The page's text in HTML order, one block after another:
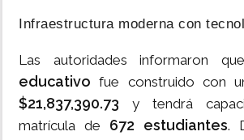
Infraestructura moderna con
Las autoridades informaron
educativo fue construido con
$21,837,390.73 y tendrá
matrícula de 672 estudiantes.